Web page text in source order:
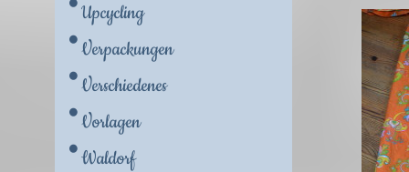
Upcycling
Verpackungen
Verschiedenes
Vorlagen
Waldorf